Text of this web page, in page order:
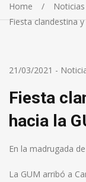
Home
Noticias
Fiesta clandestina
21/03/2021 -
Fiesta
hacia la
En la madrugada
La GUM arribó a